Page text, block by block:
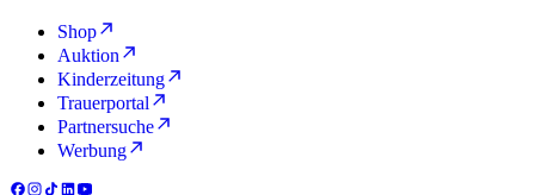
Shop
Auktion
Kinderzeitung
Trauerportal
Partnersuche
Werbung